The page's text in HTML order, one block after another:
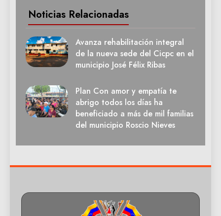
Noticias Relacionadas
Avanza rehabilitación integral
de la nueva sede del Cicpc en el
municipio José Félix Ribas
Plan Con amor y empatía te
abrigo todos los días ha
beneficiado a más de mil familias
del municipio Roscio Nieves